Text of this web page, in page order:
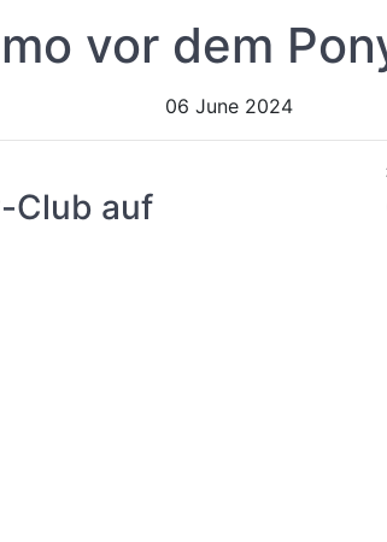
vor dem
06 June 2024
Club auf